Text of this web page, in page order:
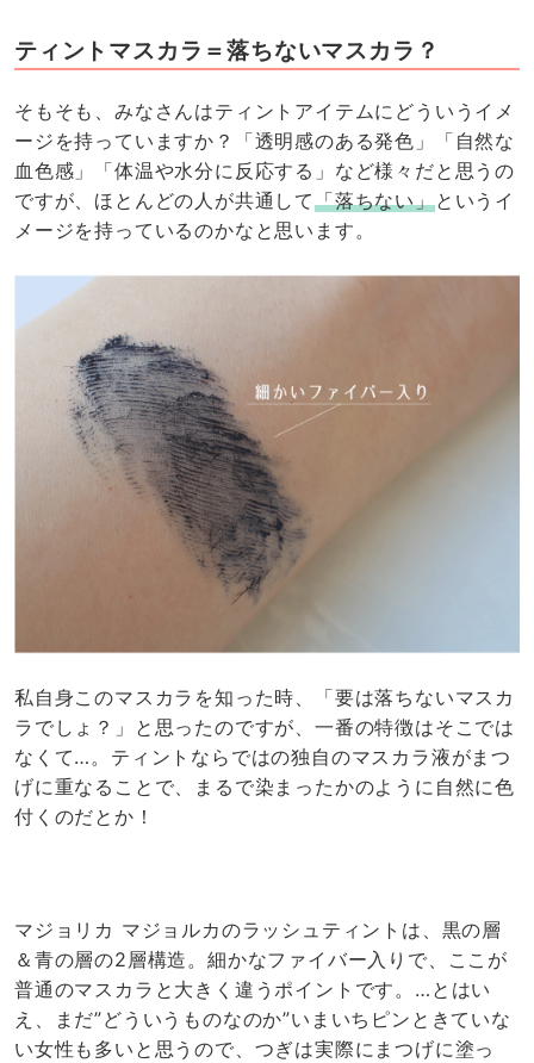
ティントマスカラ＝落ちないマスカラ？
そもそも、みなさんはティントアイテムにどういうイメ
ージを持っていますか？「透明感のある発色」「自然な
血色感」「体温や水分に反応する」など様々だと思うの
ですが、ほとんどの人が共通して「落ちない」というイ
メージを持っているのかなと思います。
私自身このマスカラを知った時、「要は落ちないマスカ
ラでしょ？」と思ったのですが、一番の特徴はそこでは
なくて…。ティントならではの独自のマスカラ液がまつ
げに重なることで、まるで染まったかのように自然に色
付くのだとか！
マジョリカ マジョルカのラッシュティントは、黒の層
＆青の層の2層構造。細かなファイバー入りで、ここが
普通のマスカラと大きく違うポイントです。…とはい
え、まだ”どういうものなのか”いまいちピンときていな
い女性も多いと思うので、つぎは実際にまつげに塗っ